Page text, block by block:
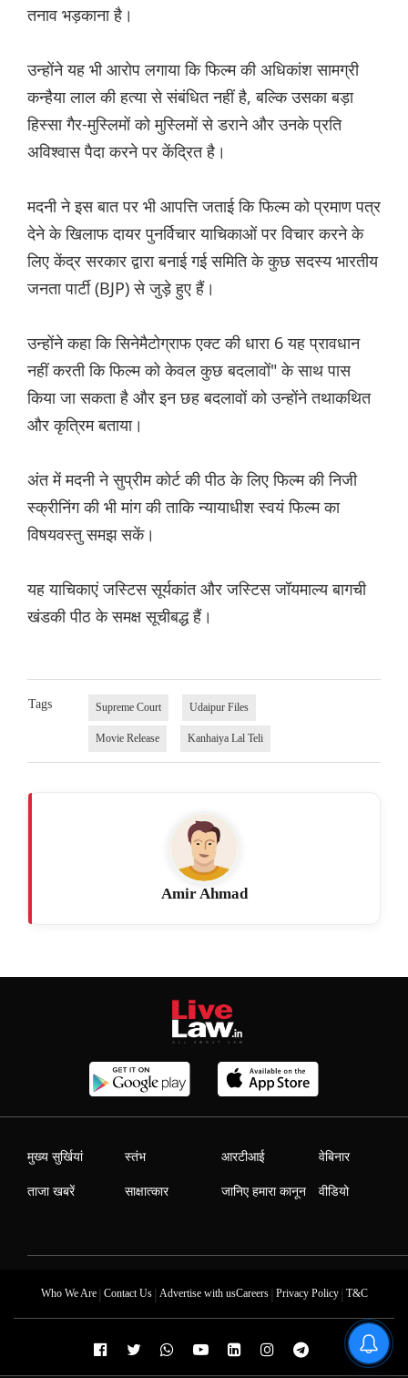
तनाव भड़काना है।
उन्होंने यह भी आरोप लगाया कि फिल्म की अधिकांश सामग्री
कन्हैया लाल की हत्या से संबंधित नहीं है, बल्कि उसका बड़ा
हिस्सा गैर-मुस्लिमों को मुस्लिमों से डराने और उनके प्रति
अविश्वास पैदा करने पर केंद्रित है।
मदनी ने इस बात पर भी आपत्ति जताई कि फिल्म को प्रमाण पत्र
देने के खिलाफ दायर पुनर्विचार याचिकाओं पर विचार करने के
लिए केंद्र सरकार द्वारा बनाई गई समिति के कुछ सदस्य भारतीय
जनता पार्टी (BJP) से जुड़े हुए हैं।
उन्होंने कहा कि सिनेमैटोग्राफ एक्ट की धारा 6 यह प्रावधान
नहीं करती कि फिल्म को केवल कुछ बदलावों" के साथ पास
किया जा सकता है और इन छह बदलावों को उन्होंने तथाकथित
और कृत्रिम बताया।
अंत में मदनी ने सुप्रीम कोर्ट की पीठ के लिए फिल्म की निजी
स्क्रीनिंग की भी मांग की ताकि न्यायाधीश स्वयं फिल्म का
विषयवस्तु समझ सकें।
यह याचिकाएं जस्टिस सूर्यकांत और जस्टिस जॉयमाल्य बागची
खंडकी पीठ के समक्ष सूचीबद्ध हैं।
Tags Supreme Court Udaipur Files
Movie Release Kanhaiya Lal Teli
Amir Ahmad
मुख्य सुर्खियां
ताजा खबरें
स्तंभ
साक्षात्कार
आरटीआई
जानिए हमारा कानून
वेबिनार
वीडियो
Who We Are| Contact Us| Advertise with usCareers| Privacy Policy| T&C